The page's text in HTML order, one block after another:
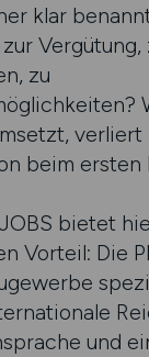
klar
Vergütung,
zu
beim ersten
bietet
Vorteil: Die
und